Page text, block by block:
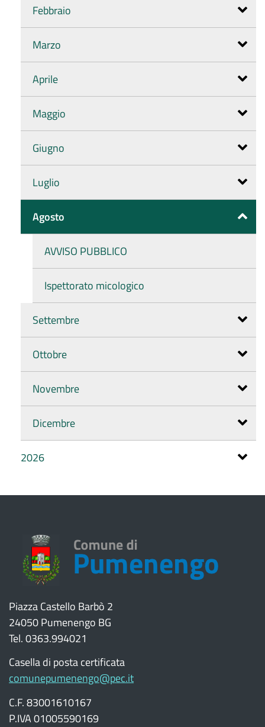
Febbraio
Marzo
Aprile
Maggio
Giugno
Luglio
Agosto
AVVISO PUBBLICO
Ispettorato micologico
Settembre
Ottobre
Novembre
Dicembre
2026
Piazza Castello Barbò 2
24050 Pumenengo BG
Tel. 0363.994021
Casella di posta certificata
comunepumenengo@pec.it
C.F. 83001610167
P.IVA 01005590169